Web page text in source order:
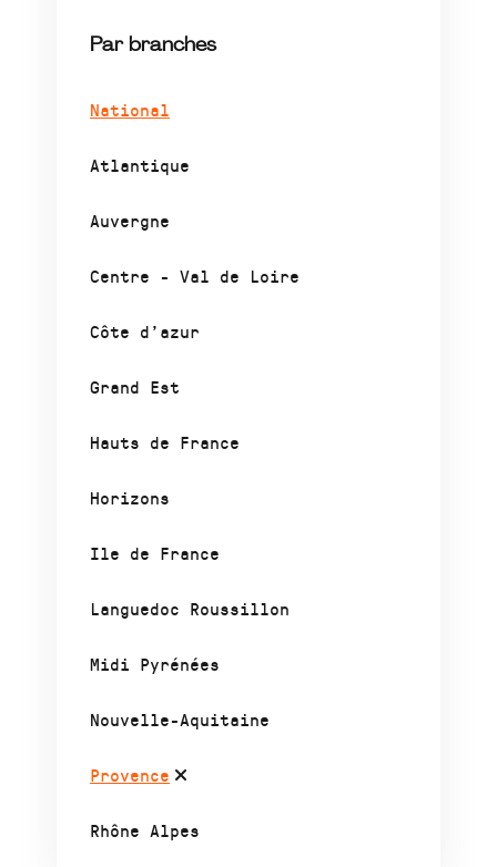
Par branches
National
Atlantique
Auvergne
Centre - Val de Loire
Côte d’azur
Grand Est
Hauts de France
Horizons
Ile de France
Languedoc Roussillon
Midi Pyrénées
Nouvelle-Aquitaine
Provence
Rhône Alpes